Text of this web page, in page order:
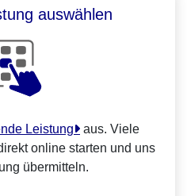
auswählen
Leistung
aus. Viele
online starten und uns
übermitteln.